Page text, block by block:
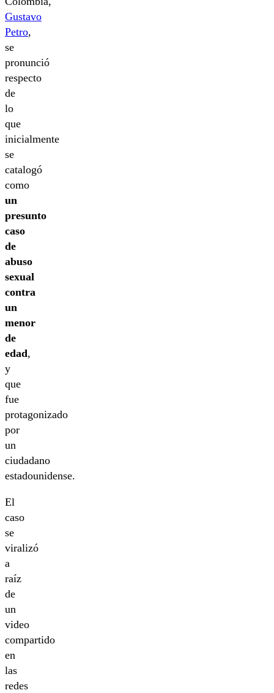
Gustavo
Petro,
se
pronunció
respecto
de
lo
que
inicialmente
se
catalogó
como
un
presunto
caso
de
abuso
sexual
contra
un
menor
de
edad,
y
que
fue
protagonizado
por
un
ciudadano
estadounidense.
El
caso
se
viralizó
a
raíz
de
un
video
compartido
en
las
redes